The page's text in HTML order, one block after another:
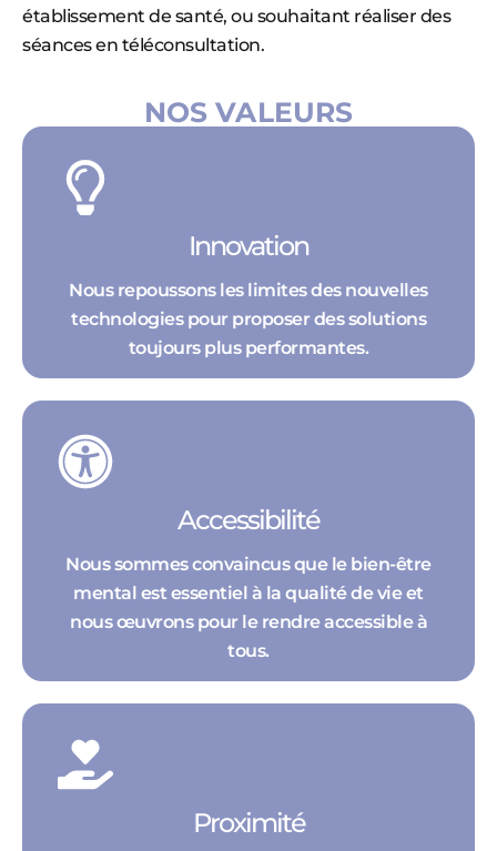
établissement de santé, ou souhaitant réaliser des
séances en téléconsultation.
NOS VALEURS​
Innovation
Nous repoussons les limites des nouvelles
technologies pour proposer des solutions
toujours plus performantes.
Accessibilité
Nous sommes convaincus que le bien-être
mental est essentiel à la qualité de vie et
nous œuvrons pour le rendre accessible à
tous.
Proximité